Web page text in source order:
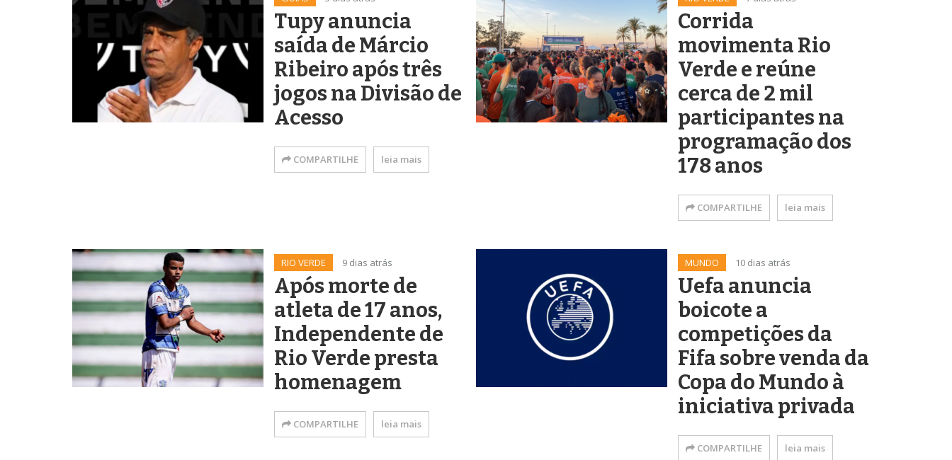
Tupy anuncia
saída de Márcio
Ribeiro após três
jogos na Divisão de
Acesso
COMPARTILHE leia mais
Corrida
movimenta Rio
Verde e reúne
cerca de 2 mil
participantes na
programação dos
178 anos
COMPARTILHE leia mais
RIO VERDE 9 dias atrás
Após morte de
atleta de 17 anos,
Independente de
Rio Verde presta
homenagem
COMPARTILHE leia mais
MUNDO 10 dias atrás
Uefa anuncia
boicote a
competições da
Fifa sobre venda da
Copa do Mundo à
iniciativa privada
COMPARTILHE leia mais